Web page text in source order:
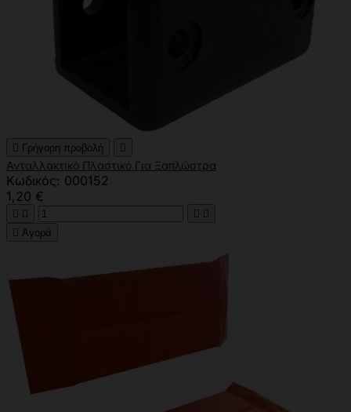
 Γρήγορη προβολή 
Ανταλλακτικό Πλαστικό Για Ξαπλώστρα
Κωδικός: 000152
1,20 €
   
 Αγορά